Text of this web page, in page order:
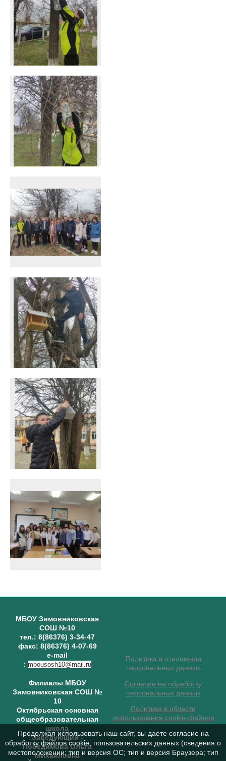
МБОУ Зимовниковская
СОШ №10
тел.: 8(86376) 3-34-47
факс: 8(86376) 4-07-69
e-mail
: mbousosh10@mail.ru
Филиалы МБОУ
Зимовниковская СОШ №
10
Октябрьская основная
общеобразовательная
школа
Заведующий-
Победимова Ольга
Михайловна
Политика в отношении
персональных данных
Согласие на обработку
персональных данных
Политика в области
использования cookie-файлов
Продолжая использовать наш сайт, вы даете согласие на
обработку файлов cookie, пользовательских данных (сведения о
местоположении; тип и версия ОС; тип и версия Браузера; тип